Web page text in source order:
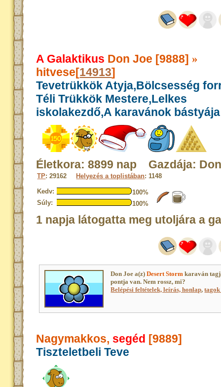
A Galaktikus Don Joe [9888] »
hitvese[14913]
Tevetrükkök Atyja,Bölcsesség
Téli Trükkök Mestere,Lelkes
iskolakezdő,A karavánok bástyája
Életkora: 8899 nap Gazdája:
TP: 29162 Helyezés a toplistában: 1148
Kedv:
100%
Súly:
100%
1 napja látogatta meg utoljára a
Don Joe a(z)Desert Storm karaván
pontja van. Nem rossz, mi?
Belépési feltételek, leírás, honlap,
Nagymakkos, segéd [9889]
Tiszteletbeli Teve